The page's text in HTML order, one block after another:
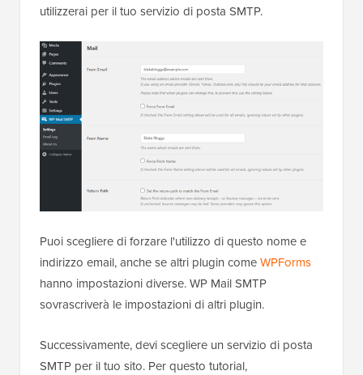
utilizzerai per il tuo servizio di posta SMTP.
Puoi scegliere di forzare l'utilizzo di questo nome e
indirizzo email, anche se altri plugin comeWPForms
hanno impostazioni diverse. WP Mail SMTP
sovrascriverà le impostazioni di altri plugin.
Successivamente, devi scegliere un servizio di posta
SMTP per il tuo sito. Per questo tutorial,